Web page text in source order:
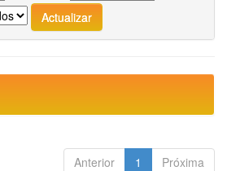
Anterior 1 Próxima